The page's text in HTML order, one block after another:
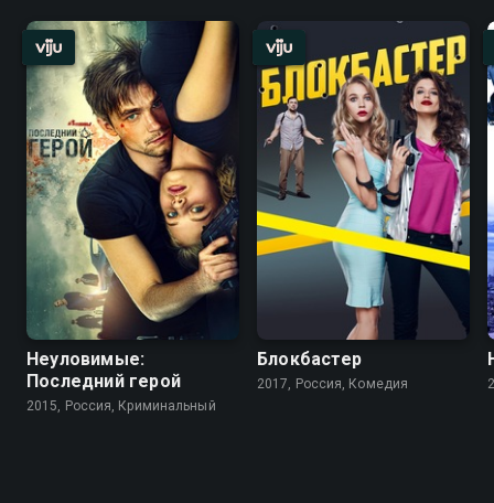
Неуловимые:
Последний герой
2015, Россия, Криминальный
Блокбастер
2017, Россия, Комедия